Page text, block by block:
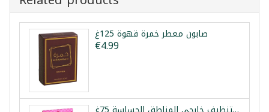
صابون معطر خمرة قهوة 125غ
€4.99